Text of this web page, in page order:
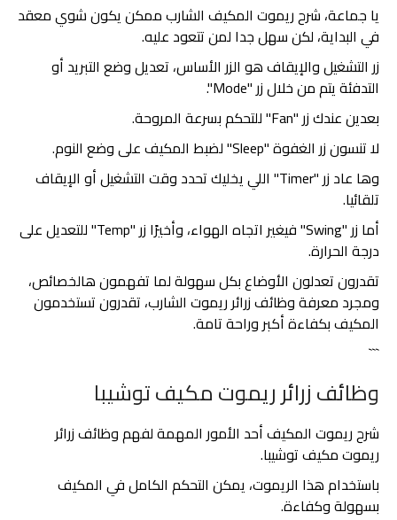
يا جماعة، شرح ريموت المكيف الشارب ممكن يكون شوي معقد
في البداية، لكن سهل جدا لمن تتعود عليه.
زر التشغيل والإيقاف هو الزر الأساس، تعديل وضع التبريد أو
التدفئة يتم من خلال زر "Mode".
بعدين عندك زر "Fan" للتحكم بسرعة المروحة.
لا تنسون زر الغفوة "Sleep" لضبط المكيف على وضع النوم.
وها عاد زر "Timer" اللي يخليك تحدد وقت التشغيل أو الإيقاف
تلقائيا.
أما زر "Swing" فيغير اتجاه الهواء، وأخيرًا زر "Temp" للتعديل على
درجة الحرارة.
تقدرون تعدلون الأوضاع بكل سهولة لما تفهمون هالخصائص،
ومجرد معرفة وظائف زرائر ريموت الشارب، تقدرون تستخدمون
المكيف بكفاءة أكبر وراحة تامة.
```
وظائف زرائر ريموت مكيف توشيبا
شرح ريموت المكيف أحد الأمور المهمة لفهم وظائف زرائر
ريموت مكيف توشيبا.
باستخدام هذا الريموت، يمكن التحكم الكامل في المكيف
بسهولة وكفاءة.